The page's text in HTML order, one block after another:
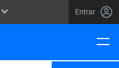
Entrar